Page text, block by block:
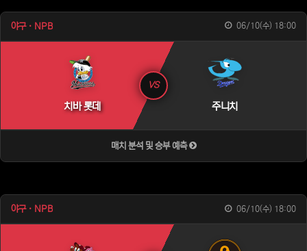
야구 · NPB 06/10(수) 18:00
치바 롯데
VS
주니치
매치 분석 및 승부 예측
야구 · NPB 06/10(수) 18:00